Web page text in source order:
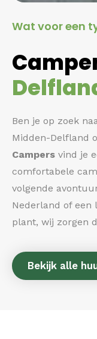
Wat voor een
Ben je op zoek
Midden-Delfland
Campers vind je
comfortabele
volgende
Nederland of een
plant, wij zorgen
Bekijk alle